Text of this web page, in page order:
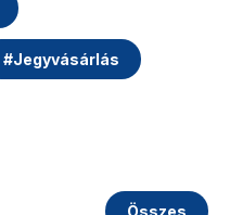
#Jegyvásárlás
Összes